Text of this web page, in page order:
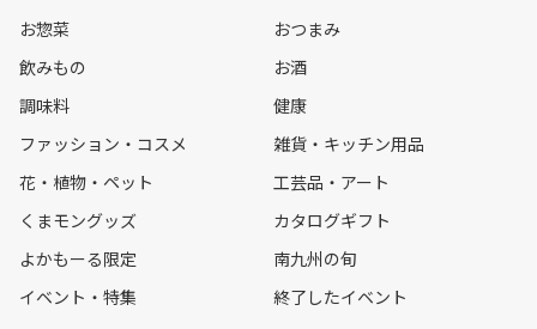
お惣菜
おつまみ
飲みもの
お酒
調味料
健康
ファッション・コスメ
雑貨・キッチン用品
花・植物・ペット
工芸品・アート
くまモングッズ
カタログギフト
よかもーる限定
南九州の旬
イベント・特集
終了したイベント